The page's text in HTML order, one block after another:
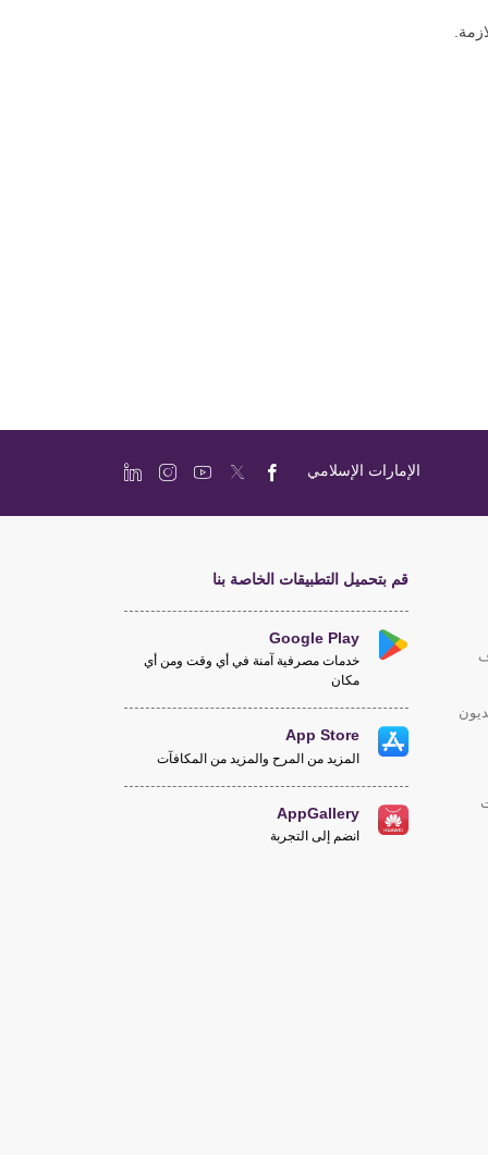
الإمارات الإسلامي
قم بتحميل التطبيقات الخاصة بنا
Google Play
خدمات مصرفية آمنة في أي وقت ومن أي
مكان
App Store
المزيد من المرح والمزيد من المكافآت
AppGallery
انضم إلى التجربة